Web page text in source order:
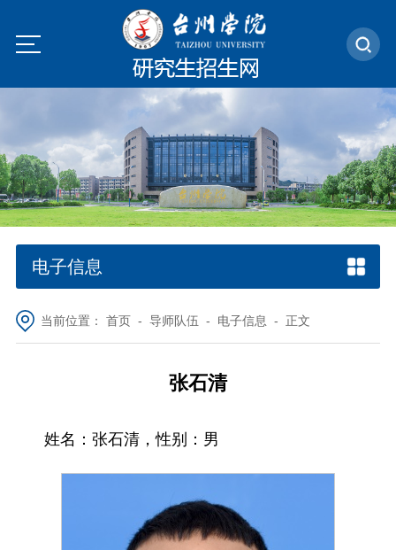
电子信息
当前位置： 首页- 导师队伍 - 电子信息 - 正文
张石清
姓名： 张石清，性别： 男